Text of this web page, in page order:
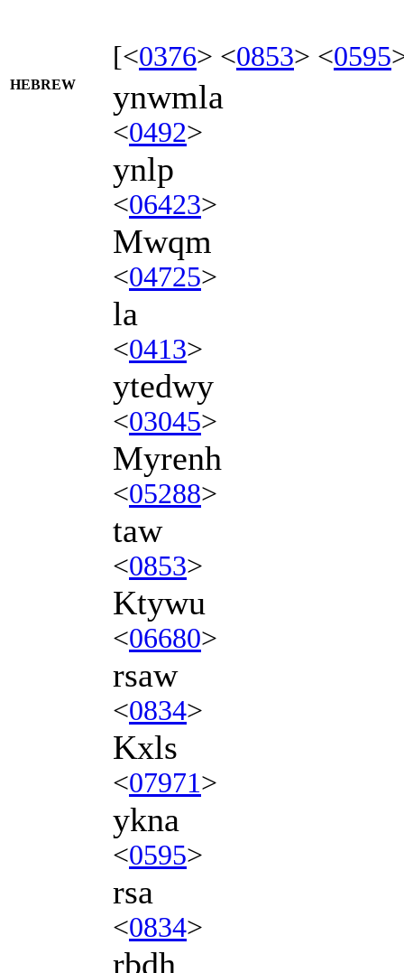
[<0376> <0853> <0595
HEBREW ynwmla
<0492>
ynlp
<06423>
Mwqm
<04725>
la
<0413>
ytedwy
<03045>
Myrenh
<05288>
taw
<0853>
Ktywu
<06680>
rsaw
<0834>
Kxls
<07971>
ykna
<0595>
rsa
<0834>
rbdh